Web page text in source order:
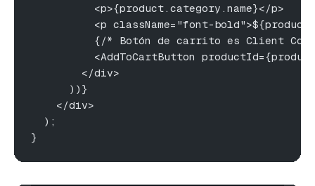
          <p>{product.category.name}</p>
<p className="font-
{/* Botón de carrito es Client
<AddToCartButton
        </div>
      ))}
    </div>
  );
}